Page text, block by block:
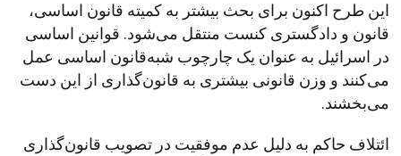
این طرح اکنون برای بحث بیشتر به کمیته قانون اساسی،
قانون و دادگستری کنست منتقل می‌شود. قوانین اساسی
در اسرائیل به عنوان یک چارچوب شبه‌قانون اساسی عمل
می‌کنند و وزن قانونی بیشتری به قانون‌گذاری از این دست
می‌بخشند.
ائتلاف حاکم به دلیل عدم موفقیت در تصویب قانون‌گذاری